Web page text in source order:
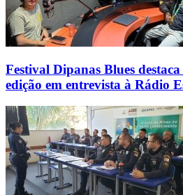
Festival Dipanas Blues
edição em entrevista à Rádio